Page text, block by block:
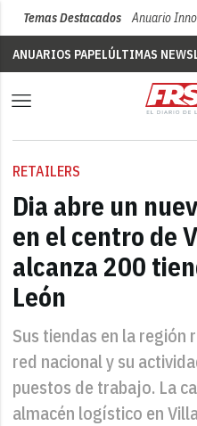
Temas Destacados Anuario
ANUARIOS PAPELÚLTIMAS
RETAILERS
Dia abre un
en el centro de
alcanza 200
León
Sus tiendas en la región
red nacional y su
puestos de trabajo. La
almacén logístico en